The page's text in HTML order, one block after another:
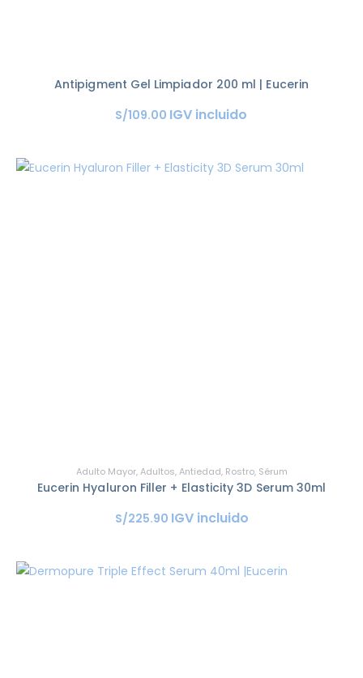
Antipigment Gel Limpiador 200 ml | Eucerin
S/109.00 IGV incluido
Adulto Mayor,Adultos,Antiedad, Rostro, Sérum
Eucerin Hyaluron Filler + Elasticity 3D Serum 30ml
S/225.90 IGV incluido